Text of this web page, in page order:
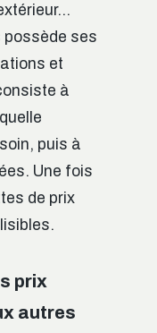
possède ses
et
à
puis à
Une fois
de prix
prix
autres